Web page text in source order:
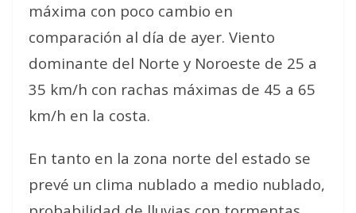
máxima con poco cambio en
comparación al día de ayer. Viento
dominante del Norte y Noroeste de 25 a
35 km/h con rachas máximas de 45 a 65
km/h en la costa.
En tanto en la zona norte del estado se
prevé un clima nublado a medio nublado,